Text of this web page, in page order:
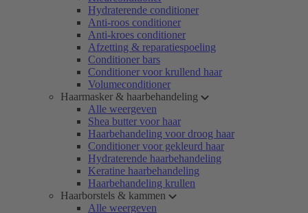
Hydraterende conditioner
Anti-roos conditioner
Anti-kroes conditioner
Afzetting & reparatiespoeling
Conditioner bars
Conditioner voor krullend haar
Volumeconditioner
Haarmasker & haarbehandeling
Alle weergeven
Shea butter voor haar
Haarbehandeling voor droog haar
Conditioner voor gekleurd haar
Hydraterende haarbehandeling
Keratine haarbehandeling
Haarbehandeling krullen
Haarborstels & kammen
Alle weergeven